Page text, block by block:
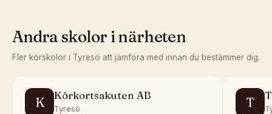
Andra skolor i närheten
Fler körskolor i Tyresö att jämföra med innan du bestämmer dig.
K Körkortsakuten AB
Tyresö T